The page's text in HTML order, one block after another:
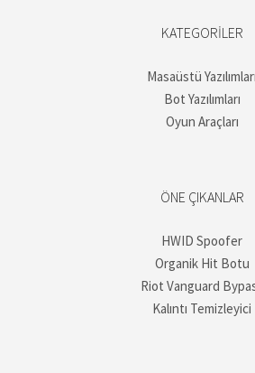
KATEGORILER
Masaüstü Yazılımları
Bot Yazılımları
Oyun Araçları
ÖNE ÇIKANLAR
HWID Spoofer
Organik Hit Botu
Riot Vanguard
Kalıntı Temizleyici